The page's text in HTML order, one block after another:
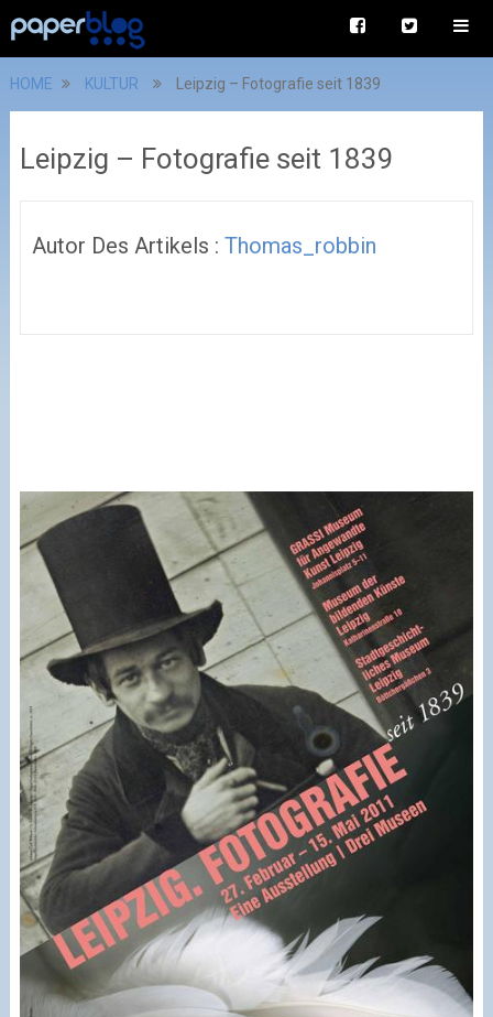
HOME KULTUR Leipzig – Fotografie seit 1839
Leipzig – Fotografie seit 1839
Autor Des Artikels : Thomas_robbin